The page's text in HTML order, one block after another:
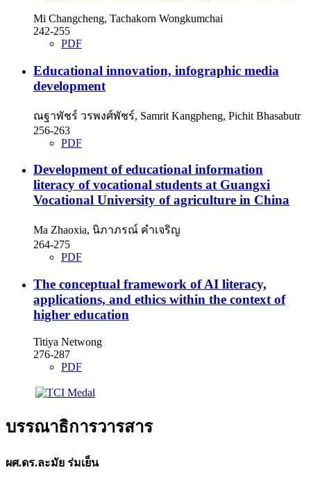
Mi Changcheng, Tachakorn Wongkumchai
242-255
PDF
Educational innovation, infographic media
development
ณฐาพัชร์ วรพงศ์พัชร์, Samrit Kangpheng, Pichit Bhasabutr
256-263
PDF
Development of educational information
literacy of vocational students at Guangxi
Vocational University of agriculture in China
Ma Zhaoxia, นิภาภรณ์ คำเจริญ
264-275
PDF
The conceptual framework of AI literacy,
applications, and ethics within the context of
higher education
Titiya Netwong
276-287
PDF
บรรณาธิการวารสาร
ผศ.ดร.ละมัย ร่มเย็น